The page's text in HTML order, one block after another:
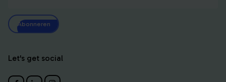
Abonneren
Let's get social